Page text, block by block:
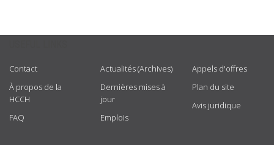
Contact
À propos de la
HCCH
FAQ
Actualités (Archives)
Dernières mises à
jour
Emplois
Appels d'offres
Plan du site
Avis juridique